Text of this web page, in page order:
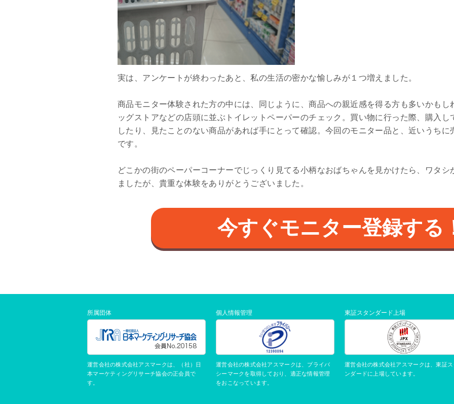
実は、アンケートが終わったあと、私の生活の密かな愉しみが１つ増えました。
商品モニター体験された方の中には、同じように、商品への親近感を得る方も多いかもし
ッグストアなどの店頭に並ぶトイレットペーパーのチェック。買い物に行った際、購入
したり、見たことのない商品があれば手にとって確認。今回のモニター品と、近いうち
です。
どこかの街のペーパーコーナーでじっくり見てる小柄なおばちゃんを見かけたら、ワタ
ましたが、貴重な体験をありがとうございました。
今すぐモニター登録する
所属団体
運営会社の株式会社アスマークは、（社）日
本マーケティングリサーチ協会の正会員で
す。
個人情報管理
運営会社の株式会社アスマークは、プライバ
シーマークを取得しており、適正な情報管理
をおこなっています。
東証スタンダード上場
運営会社の株式会社アスマークは、東証ス
ンダードに上場しています。